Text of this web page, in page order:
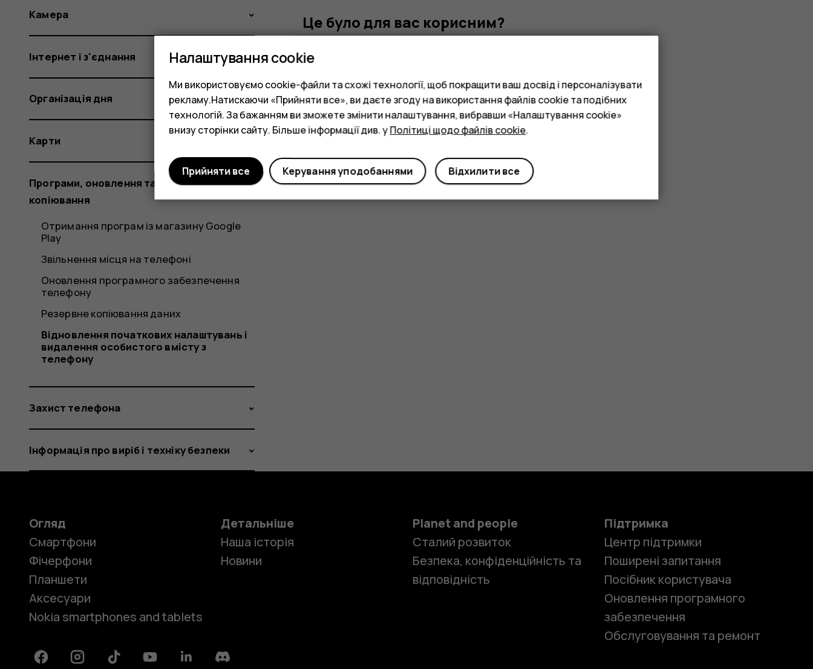
Це було для вас корисним?
Камера
Інтернет і з'єднання
Організація дня
Карти
Програми, оновлення та резервне
копіювання
Отримання програм із магазину Google
Play
Звільнення місця на телефоні
Оновлення програмного забезпечення
телефону
Резервне копіювання даних
Відновлення початкових налаштувань і
видалення особистого вмісту з
телефону
Захист телефона
Інформація про виріб і техніку безпеки
Огляд
Смартфони
Фічерфони
Планшети
Аксесуари
Nokia smartphones and tablets
Детальніше
Наша історія
Новини
Planet and people
Сталий розвиток
Безпека, конфіденційність та
відповідність
Підтримка
Центр підтримки
Поширені запитання
Посібник користувача
Оновлення програмного
забезпечення
Обслуговування та ремонт
FacebookInstagramTiktok YoutubeLinkedinDiscord
Налаштування cookie
Ми використовуємо cookie-файли та схожі технології, щоб покращити ваш досвід і персоналізувати
рекламу.Натискаючи «Прийняти все», ви даєте згоду на використання файлів cookie та подібних
технологій. За бажанням ви зможете змінити налаштування, вибравши «Налаштування cookie»
внизу сторінки сайту. Більше інформації див. уПолітиці щодо файлів cookie.
Відхилити все
Керування уподобаннями
Прийняти все